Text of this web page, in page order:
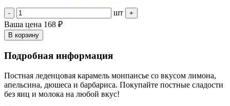
- шт +
Ваша цена 168 ₽
В корзину
Подробная информация
Постная леденцовая карамель монпансье со вкусом лимона,
апельсина, дюшеса и барбариса. Покупайте постные сладости
без яиц и молока на любой вкус!